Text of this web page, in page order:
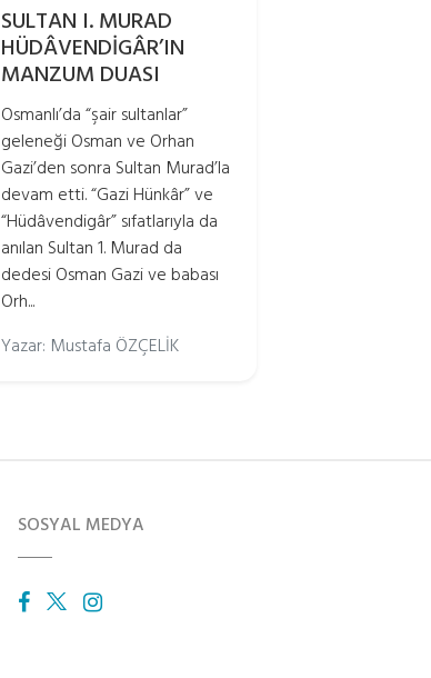
SULTAN I. MURAD
HÜDÂVENDİGÂR’IN
MANZUM DUASI
Osmanlı’da “şair sultanlar”
geleneği Osman ve Orhan
Gazi’den sonra Sultan Murad’la
devam etti. “Gazi Hünkâr” ve
“Hüdâvendigâr” sıfatlarıyla da
anılan Sultan 1. Murad da
dedesi Osman Gazi ve babası
Orh...
Yazar: Mustafa ÖZÇELİK
SOSYAL MEDYA